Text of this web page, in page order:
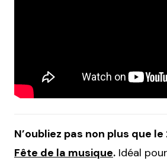
N’oubliez pas non plus que le
Fête de la musique. Idéal